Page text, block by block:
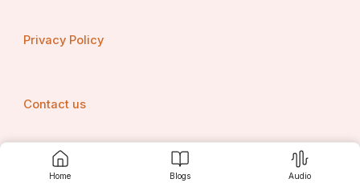
Home Blogs Audio
Privacy Policy
Contact us
Srujanee